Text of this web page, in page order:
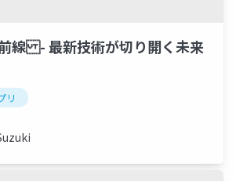
線 - 最新技術が切り開く未来
リ